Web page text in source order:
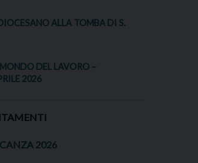
ALLA TOMBA DI S.
DEL LAVORO –
2026
2026